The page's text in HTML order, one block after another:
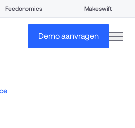
Feedonomics Makeswift
Demo aanvragen